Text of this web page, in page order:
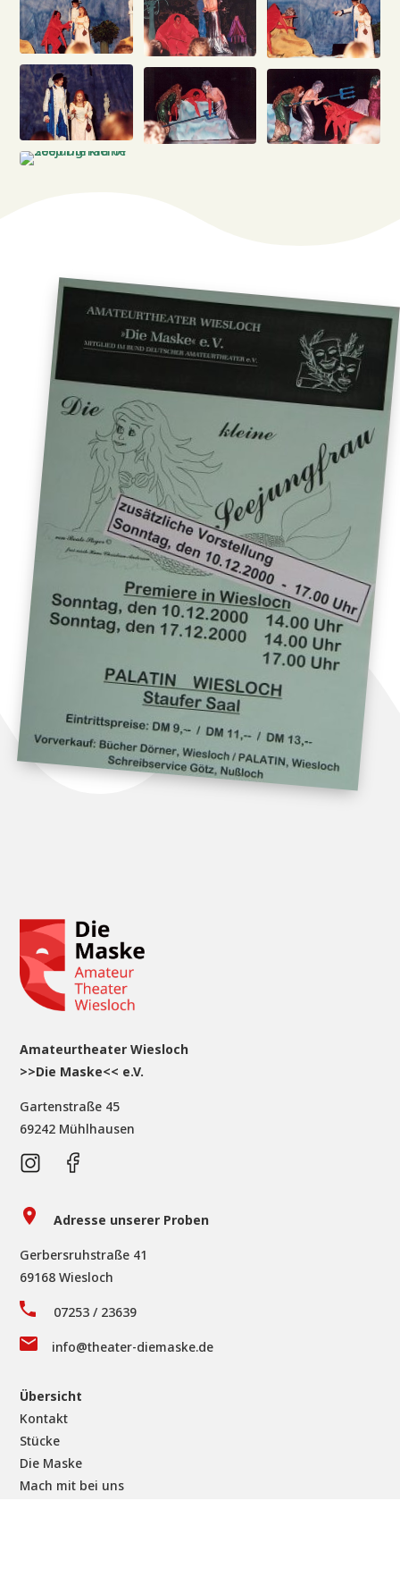
Amateurtheater Wiesloch
>>Die Maske<< e.V.
Gartenstraße 45
69242 Mühlhausen
Adresse unserer Proben
Gerbersruhstraße 41
69168 Wiesloch
07253 / 23639
info@theater-diemaske.de
Übersicht
Kontakt
Stücke
Die Maske
Mach mit bei uns